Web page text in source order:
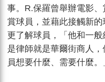
事。R.保羅曾舉辦電影
賞球員，並藉此接觸新
更了解球員，「他和一
是律師就是華爾街商人
員想要什麼、需要什麼。